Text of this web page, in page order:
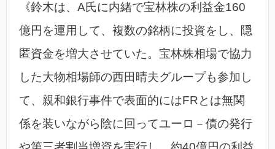
《鈴木は、A氏に内緒で宝林株の利益金160
億円を運用して、複数の銘柄に投資をし、隠
匿資金を増大させていた。宝林株相場で協力
した大物相場師の西田晴夫グループも参加し
て、親和銀行事件で表面的にはFRとは無関
係を装いながら陰に回ってユーロ－債の発行